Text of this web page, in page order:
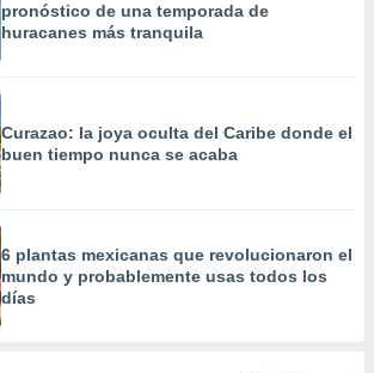
pronóstico de una temporada de
huracanes más tranquila
Curazao: la joya oculta del Caribe donde el
buen tiempo nunca se acaba
6 plantas mexicanas que revolucionaron el
mundo y probablemente usas todos los
días